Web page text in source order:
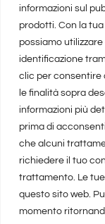
informazioni sul
prodotti. Con la
possiamo
identificazione
clic per consentire
le finalità sopra
informazioni più
prima di
che alcuni
richiedere il tuo
trattamento. Le
questo sito web.
momento